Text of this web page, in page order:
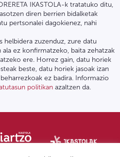
IKASTOLA-k tratatuko ditu,
diren berrien bidalketak
pertsonalei dagokienez, nahi
helbidera zuzenduz, zure datu
ez konfirmatzeko, baita zehatzak
ere. Horrez gain, datu horiek
beste, datu horiek jasoak izan
ez badira. Informazio
politikan azaltzen da.